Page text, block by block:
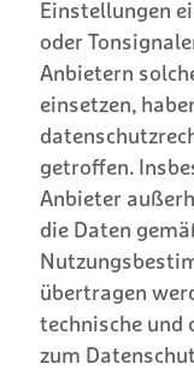
Einstellungen
oder
Anbietern
einsetzen,
getroffen.
Anbieter
die Daten
übertragen
technische und
zum